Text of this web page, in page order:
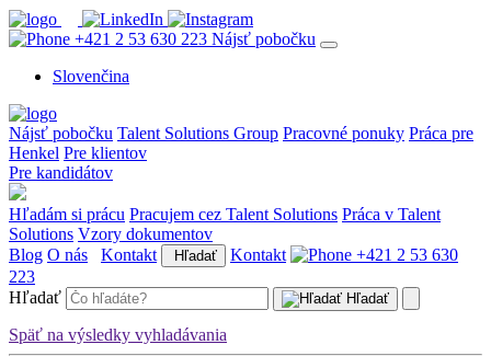
+421 2 53 630 223 Nájsť pobočku
Slovenčina
Nájsť pobočku Talent Solutions Group Pracovné ponuky Práca pre
Henkel Pre klientov
Pre kandidátov
Hľadám si prácu Pracujem cez Talent Solutions Práca v Talent
Solutions Vzory dokumentov
Blog O nás Kontakt Hľadať Kontakt
+421 2 53 630
223
Hľadať
Hľadať
Späť na výsledky vyhladávania